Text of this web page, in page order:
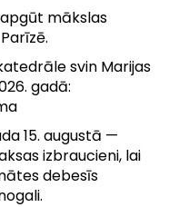
mākslas
svin Marijas
gadā:
15. augustā —
izbraucieni, lai
debesīs